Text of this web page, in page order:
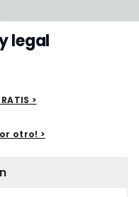
legal
>
otro! >